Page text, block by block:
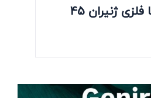
آکسیال ایلکا فلزی ژنیران 45